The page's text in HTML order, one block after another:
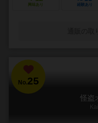
興味あり 経験あり
No.25
怪盗